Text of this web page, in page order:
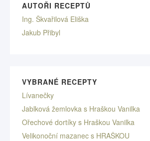
AUTOŘI RECEPTŮ
Ing. Škvařilová Eliška
Jakub Přibyl
VYBRANÉ RECEPTY
Lívanečky
Jablková žemlovka s Hraškou Vanilka
Ořechové dortíky s Hraškou Vanilka
Velikonoční mazanec s HRAŠKOU